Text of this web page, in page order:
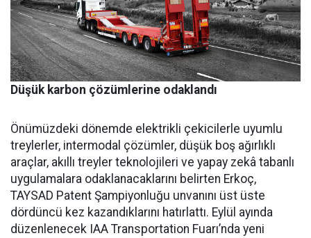
Düşük karbon çözümlerine odaklandı
Önümüzdeki dönemde elektrikli çekicilerle uyumlu
treylerler, intermodal çözümler, düşük boş ağırlıklı
araçlar, akıllı treyler teknolojileri ve yapay zekâ tabanlı
uygulamalara odaklanacaklarını belirten Erkoç,
TAYSAD Patent Şampiyonluğu unvanını üst üste
dördüncü kez kazandıklarını hatırlattı. Eylül ayında
düzenlenecek IAA Transportation Fuarı’nda yeni